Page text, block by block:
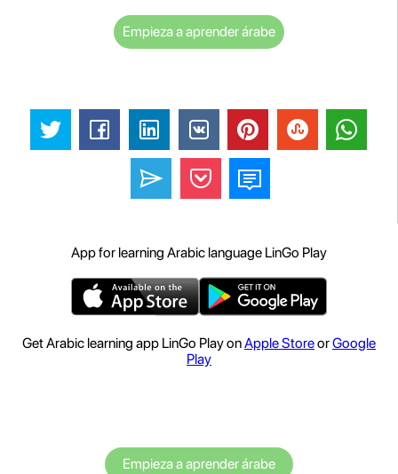
Empieza a aprender árabe
App for learning Arabic language LinGo Play
Get Arabic learning app LinGo Play onApple StoreorGoogle
Play
Empieza a aprender árabe